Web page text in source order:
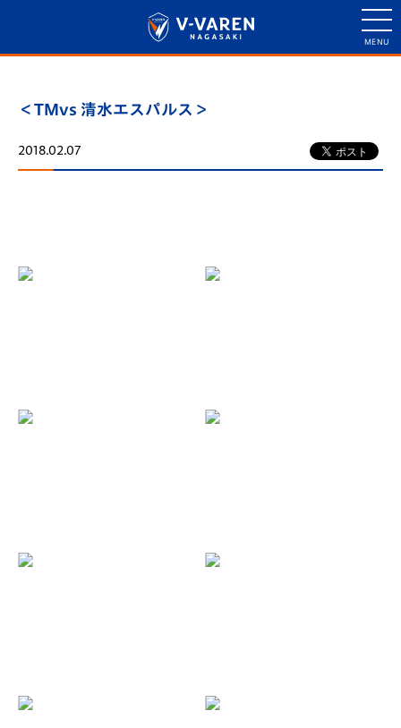
＜TMvs 清水エスパルス＞
2018.02.07